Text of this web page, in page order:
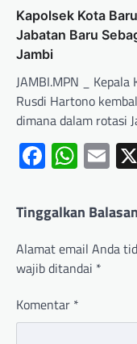
Kapolsek Kota
Jabatan Baru
Jambi
JAMBI.MPN _ Kepala
Rusdi Hartono
dimana dalam rotasi
Tinggalkan Balasan
Alamat email Anda
wajib ditandai *
Komentar *